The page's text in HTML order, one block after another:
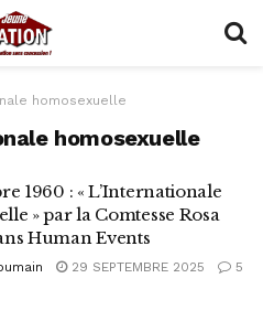
homosexuelle
homosexuelle
1960 : « L’Internationale
» par la Comtesse Rosa
Human Events
29 SEPTEMBRE 2025 5